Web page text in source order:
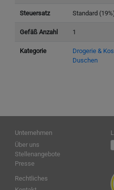
Steuersatz Standard
Gefäß Anzahl 1
Kategorie
Drogerie &
Duschen
Unternehmen
Über uns
Stellenangebote
Presse
Rechtliches